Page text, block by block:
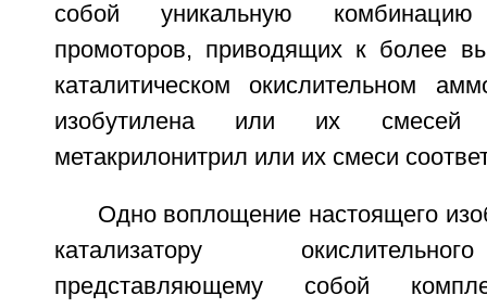
собой уникальную
промоторов, приводящих к более
каталитическом окислительном
изобутилена или их смесей
метакрилонитрил или их смеси
Одно воплощение настоящего
катализатору
представляющему собой